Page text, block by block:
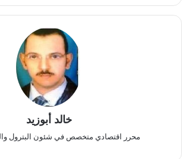
خالد أبوزيد
محرر اقتصادي متخصص في شئون البترول